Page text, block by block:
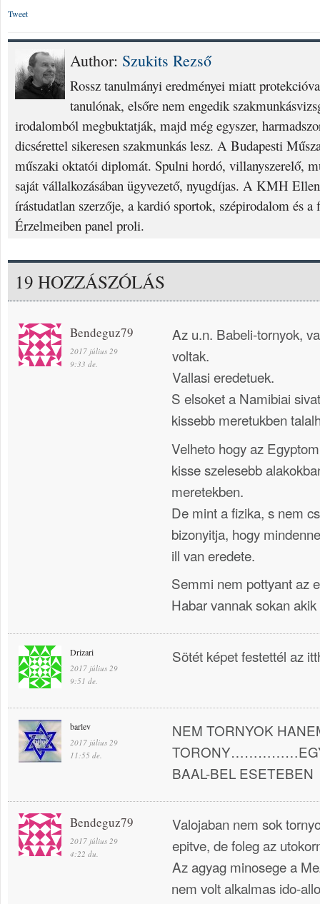
Tweet
Author: Szukits Rezső
Rossz tanulmányi eredményei miatt
tanulónak, elsőre nem engedik
irodalomból megbuktatják, majd még egyszer,
dicsérettel sikeresen szakmunkás lesz. A Budapesti
műszaki oktatói diplomát. Spulni hordó, villanyszerelő,
saját vállalkozásában ügyvezető, nyugdíjas. A KMH
írástudatlan szerzője, a kardió sportok, szépirodalom és
Érzelmeiben panel proli.
19 HOZZÁSZÓLÁS
Bendeguz79
2017 július 29
9:33 de.
Az u.n. Babeli-tornyok,
voltak.
Vallasi eredetuek.
S elsoket a Namibiai
kissebb meretukben
Velheto hogy az
kisse szelesebb
meretekben.
De mint a fizika, s nem
bizonyitja, hogy
ill van eredete.
Semmi nem pottyant az
Habar vannak sokan
Drizari
2017 július 29
9:51 de.
Sötét képet festettél az
barlev
2017 július 29
11:55 de.
NEM TORNYOK
BAAL-BEL ESETEBEN
Bendeguz79
2017 július 29
4:22 du.
Valojaban nem sok
epitve, de foleg az
Az agyag minosege a
nem volt alkalmas ido-